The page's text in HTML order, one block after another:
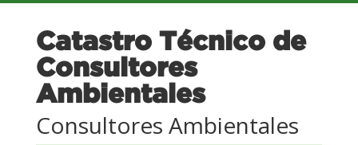
Catastro Técnico de
Consultores
Ambientales
Consultores Ambientales